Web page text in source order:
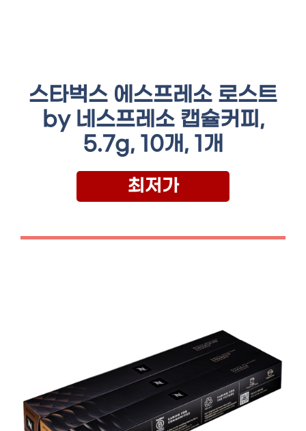
스타벅스 에스프레소 로스트
by 네스프레소 캡슐커피,
5.7g, 10개, 1개
최저가